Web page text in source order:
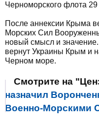
Черноморского флота
После аннексии Крыма
Морских Сил
новый смысл и
вернут Украины Крым и
Черном море.
Смотрите на
назначил
Военно-Морскими